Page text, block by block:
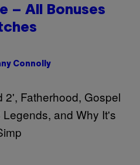
– All Bonuses
Connolly